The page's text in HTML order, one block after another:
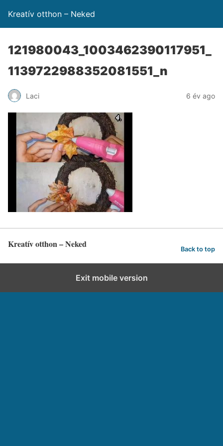
Kreatív otthon – Neked
121980043_1003462390117951_
1139722988352081551_n
Laci 6 év ago
Kreatív otthon – Neked Back to top
Exit mobile version